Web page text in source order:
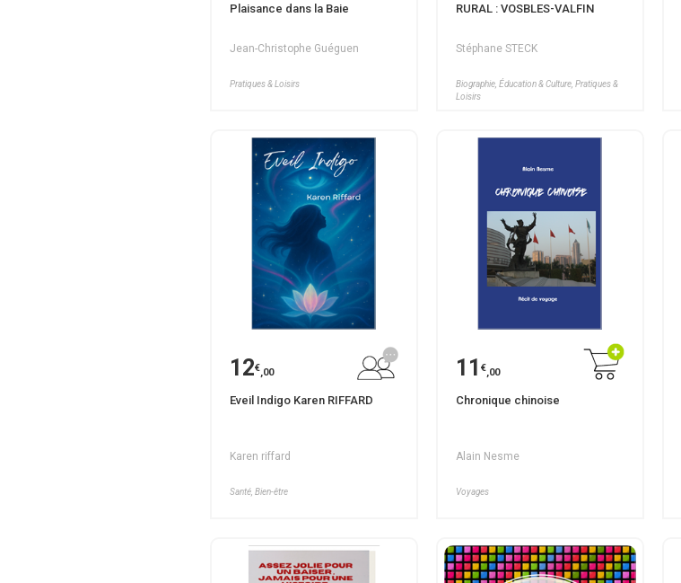
Plaisance dans la Baie
Jean-Christophe Guéguen
Pratiques & Loisirs
RURAL : VOSBLES-VALFIN
Stéphane STECK
Biographie, Éducation & Culture, Pratiques &
Loisirs
12€,00
Eveil Indigo Karen RIFFARD
Karen riffard
Santé, Bien-être
11 €,00
Chronique chinoise
Alain Nesme
Voyages